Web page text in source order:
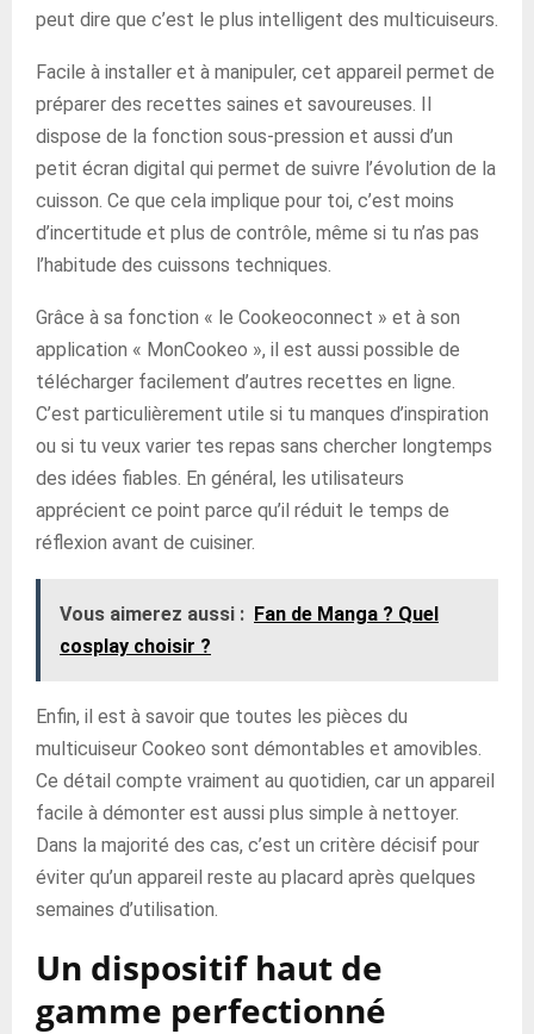
peut dire que c’est le plus intelligent des multicuiseurs.
Facile à installer et à manipuler, cet appareil permet de
préparer des recettes saines et savoureuses. Il
dispose de la fonction sous-pression et aussi d’un
petit écran digital qui permet de suivre l’évolution de la
cuisson. Ce que cela implique pour toi, c’est moins
d’incertitude et plus de contrôle, même si tu n’as pas
l’habitude des cuissons techniques.
Grâce à sa fonction « le Cookeoconnect » et à son
application « MonCookeo », il est aussi possible de
télécharger facilement d’autres recettes en ligne.
C’est particulièrement utile si tu manques d’inspiration
ou si tu veux varier tes repas sans chercher longtemps
des idées fiables. En général, les utilisateurs
apprécient ce point parce qu’il réduit le temps de
réflexion avant de cuisiner.
Vous aimerez aussi : Fan de Manga ? Quel
cosplay choisir ?
Enfin, il est à savoir que toutes les pièces du
multicuiseur Cookeo sont démontables et amovibles.
Ce détail compte vraiment au quotidien, car un appareil
facile à démonter est aussi plus simple à nettoyer.
Dans la majorité des cas, c’est un critère décisif pour
éviter qu’un appareil reste au placard après quelques
semaines d’utilisation.
Un dispositif haut de
gamme perfectionné